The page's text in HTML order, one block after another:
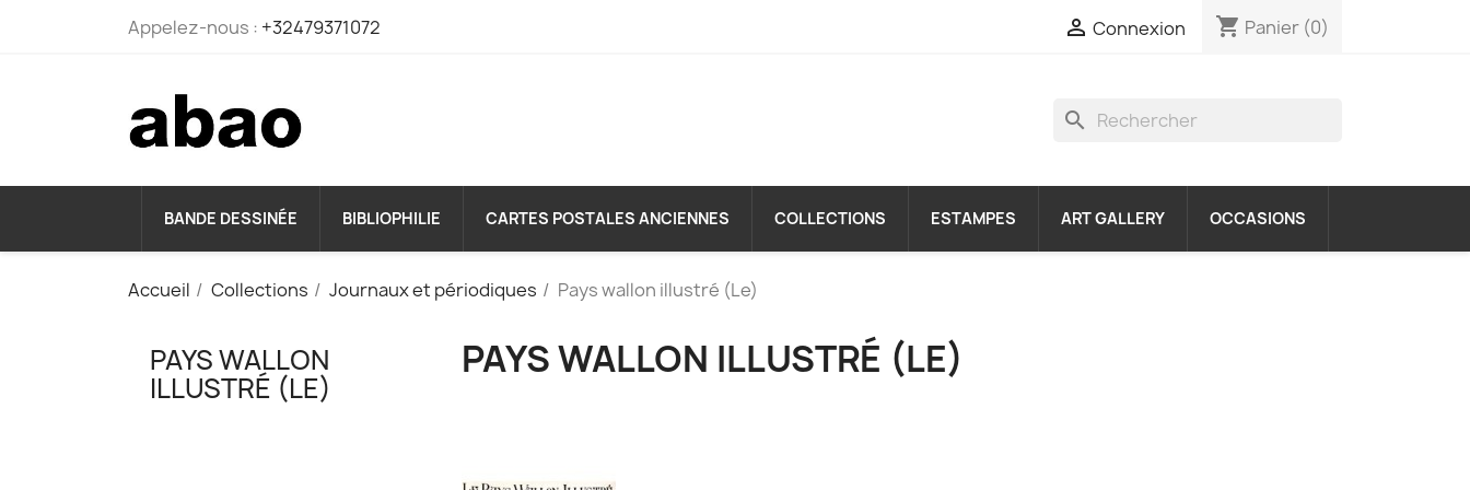
Appelez-nous : +32479371072  Connexion shopping_cart Panier (0)
search
BANDE DESSINÉE BIBLIOPHILIE CARTES POSTALES ANCIENNES COLLECTIONS ESTAMPES ART GALLERY OCCASIONS
Accueil Collections Journaux et périodiques Pays wallon illustré (Le)
PAYS WALLON
ILLUSTRÉ (LE)
PAYS WALLON ILLUSTRÉ (LE)